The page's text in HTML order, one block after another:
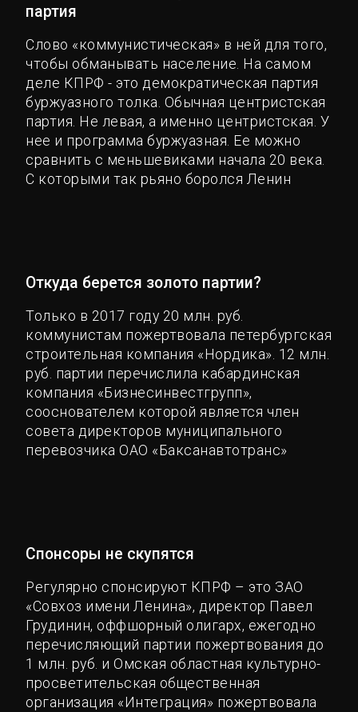
партия
Слово «коммунистическая» в ней для того,
чтобы обманывать население. На самом
деле КПРФ - это демократическая партия
буржуазного толка. Обычная центристская
партия. Не левая, а именно центристская. У
нее и программа буржуазная. Ее можно
сравнить с меньшевиками начала 20 века.
С которыми так рьяно боролся Ленин
Откуда берется золото партии?
Только в 2017 году 20 млн. руб.
коммунистам пожертвовала петербургская
строительная компания «Нордика». 12 млн.
руб. партии перечислила кабардинская
компания «Бизнесинвестгрупп»,
сооснователем которой является член
совета директоров муниципального
перевозчика ОАО «Баксанавтотранс»
Спонсоры не скупятся
Регулярно спонсируют КПРФ – это ЗАО
«Совхоз имени Ленина», директор Павел
Грудинин, оффшорный олигарх, ежегодно
перечисляющий партии пожертвования до
1 млн. руб. и Омская областная культурно-
просветительская общественная
организация «Интеграция» пожертвовала